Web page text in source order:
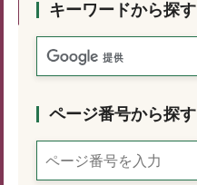
キーワードから探す
ページ番号から探す